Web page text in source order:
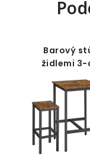
Barový
židlemi 3-
sestava,
hnědo-